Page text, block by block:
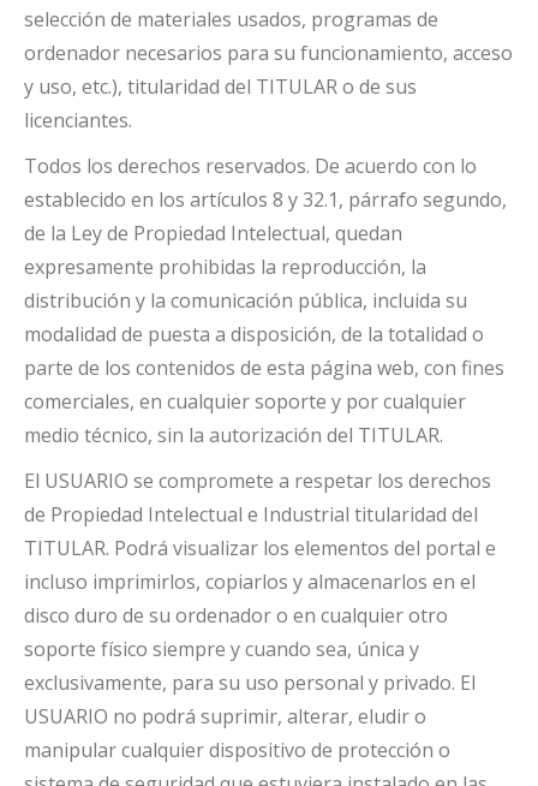
selección de materiales usados, programas de
ordenador necesarios para su funcionamiento, acceso
y uso, etc.), titularidad del TITULAR o de sus
licenciantes.
Todos los derechos reservados. De acuerdo con lo
establecido en los artículos 8 y 32.1, párrafo segundo,
de la Ley de Propiedad Intelectual, quedan
expresamente prohibidas la reproducción, la
distribución y la comunicación pública, incluida su
modalidad de puesta a disposición, de la totalidad o
parte de los contenidos de esta página web, con fines
comerciales, en cualquier soporte y por cualquier
medio técnico, sin la autorización del TITULAR.
El USUARIO se compromete a respetar los derechos
de Propiedad Intelectual e Industrial titularidad del
TITULAR. Podrá visualizar los elementos del portal e
incluso imprimirlos, copiarlos y almacenarlos en el
disco duro de su ordenador o en cualquier otro
soporte físico siempre y cuando sea, única y
exclusivamente, para su uso personal y privado. El
USUARIO no podrá suprimir, alterar, eludir o
manipular cualquier dispositivo de protección o